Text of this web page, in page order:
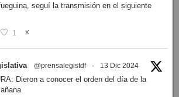
seguí la transmisión en el siguiente
1 X
@prensalegistdf · 13 Dic 2024
Dieron a conocer el orden del día de la